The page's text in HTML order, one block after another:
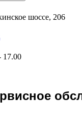
шоссе, 206
17.00